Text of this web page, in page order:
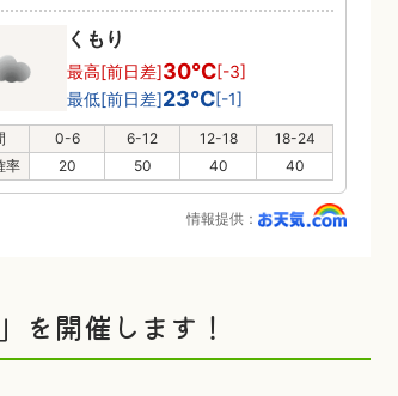
くもり
最高[前日差]30℃[-3]
最低[前日差]23℃[-1]
0-6 6-12 12-18
18-24
率
20 50 40 40
情報提供：
を開催します！